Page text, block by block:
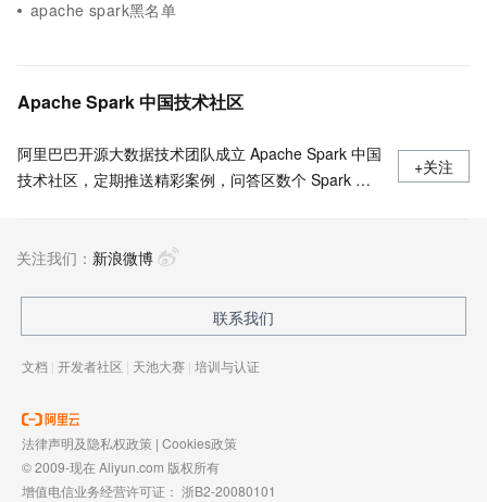
apache spark黑名单
Apache Spark 中国技术社区
阿里巴巴开源大数据技术团队成立 Apache Spark 中国
技术社区，定期推送精彩案例，问答区数个 Spark 技
+关注
关注我们： 新浪微博
联系我们
文档 | 开发者社区 | 天池大赛 | 培训与认证
法律声明及隐私权政策 | Cookies政策
© 2009-现在 Aliyun.com 版权所有
增值电信业务经营许可证： 浙B2-20080101